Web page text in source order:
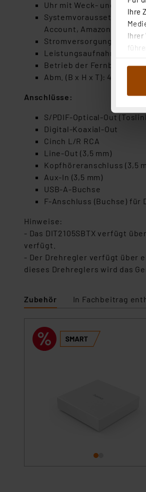
Ihre
Ihrer
ganz
Uhr mit Weck- und
Systemvoraussetzungen
Account, Amazon-Music-
Stromversorgung: 100-240
Leistungsaufnahme: max.
Betrieb der
Abm. (B x H x T): 430 x 70
Anschlüsse:
S/PDIF-Optical-Out
Digital-Koaxial-Out
Cinch L/R RCA
Line-Out (3,5 mm)
Kopfhöreranschluss (3,5
Aux-In (3,5 mm)
USB-A-Buchse
F-Anschluss (Buchse) für
Hinweise:
- Das DIT2105SBTX verfügt
verfügt.
- Der Drehregler verfügt über
dieses Drehreglers wird das
Zubehör In Fachbeitrag